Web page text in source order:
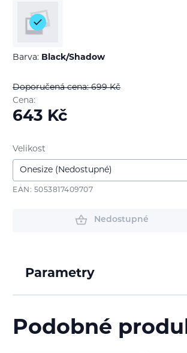
Barva: Black/Shadow
Doporučená cena: 699Kč
Cena:
643 Kč
Velikost
EAN: 5053817409707
Nedostupné
Parametry
Podobné